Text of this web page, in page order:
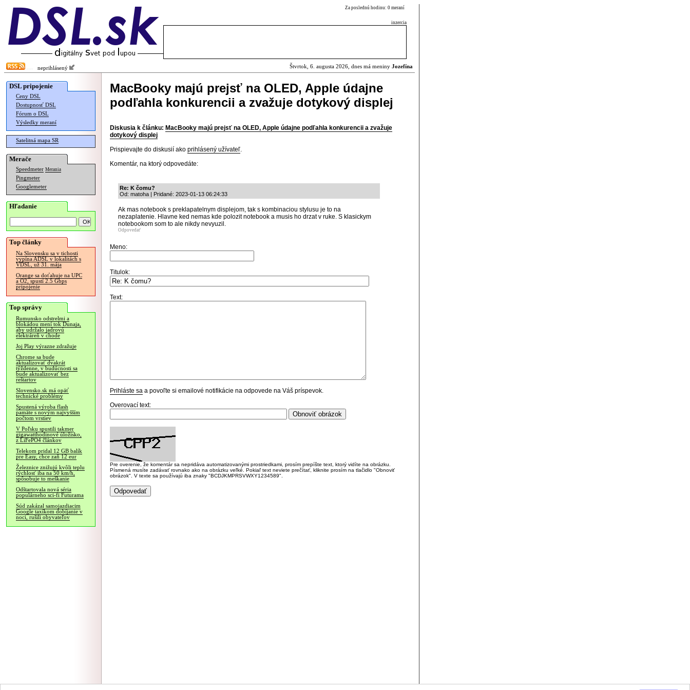
Za poslednú hodinu: 0 meraní
inzercia
neprihlásený Štvrtok, 6. augusta 2026, dnes má meniny Jozefína
DSL pripojenie
Ceny DSL
Dostupnosť DSL
Fórum o DSL
Výsledky meraní
Satelitná mapa SR
Merače
Speedmeter Merania
Pingmeter
Googlemeter
Hľadanie
Top články
Na Slovensku sa v tichosti
vypína ADSL v lokalitách s
VDSL, už 31. mája
Orange sa doťahuje na UPC
a O2, spustí 2.5 Gbps
pripojenie
Top správy
Rumunsko odstrelmi a
blokádou mení tok Dunaja,
aby udržalo jadrovú
elektráreň v chode
Joj Play výrazne zdražuje
Chrome sa bude
aktualizovať dvakrát
týždenne, v budúcnosti sa
bude aktualizovať bez
reštartov
Slovensko.sk má opäť
technické problémy
Spustená výroba flash
pamäte s novým najvyšším
počtom vrstiev
V Poľsku spustili takmer
gigawatthodinové úložisko,
z LiFePO4 článkov
Telekom pridal 12 GB balík
pre Easy, chce zaň 12 eur
Železnice znižujú kvôli teplu
rýchlosť iba na 50 km/h,
spôsobuje to meškanie
Odštartovala nová séria
populárneho sci-fi Futurama
Súd zakázal samojazdiacim
Google taxíkom dobíjanie v
noci, rušili obyvateľov
MacBooky majú prejsť na OLED, Apple údajne
podľahla konkurencii a zvažuje dotykový displej
Diskusia k článku: MacBooky majú prejsť na OLED, Apple údajne podľahla konkurencii a zvažuje
dotykový displej
Prispievajte do diskusií ako prihlásený užívateľ.
Komentár, na ktorý odpovedáte:
Re: K čomu?
Od: matoha | Pridané: 2023-01-13 06:24:33
Ak mas notebook s preklapatelnym displejom, tak s kombinaciou stylusu je to na
nezaplatenie. Hlavne ked nemas kde polozit notebook a musis ho drzat v ruke. S klasickym
notebookom som to ale nikdy nevyuzil.
Odpovedať
Meno:
Titulok:
Text:
Prihláste sa a povoľte si emailové notifikácie na odpovede na Váš príspevok.
Overovací text:
Pre overenie, že komentár sa nepridáva automatizovanými prostriedkami, prosím prepíšte text, ktorý vidíte na obrázku.
Písmená musíte zadávať rovnako ako na obrázku veľké. Pokiaľ text neviete prečítať, kliknite prosím na tlačidlo "Obnoviť
obrázok". V texte sa používajú iba znaky "BCDJKMPRSVWXY1234589".